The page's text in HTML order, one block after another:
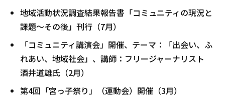
地域活動状況調査結果報告書「コミュニティの現況と
課題～その後」刊行（7月）
「コミュニティ講演会」開催、テーマ：「出会い、ふ
れあい、地域社会」、講師：フリージャーナリスト
酒井道雄氏（2月）
第4回「宮っ子祭り」（運動会）開催（3月）